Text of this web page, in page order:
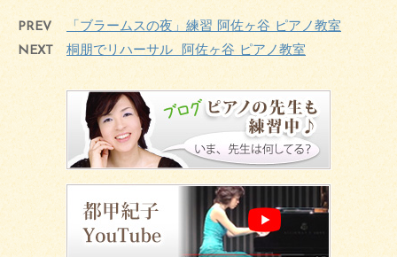
PREV
「ブラームスの夜」練習 阿佐ヶ谷 ピアノ教室
NEXT
桐朋でリハーサル 阿佐ヶ谷 ピアノ教室